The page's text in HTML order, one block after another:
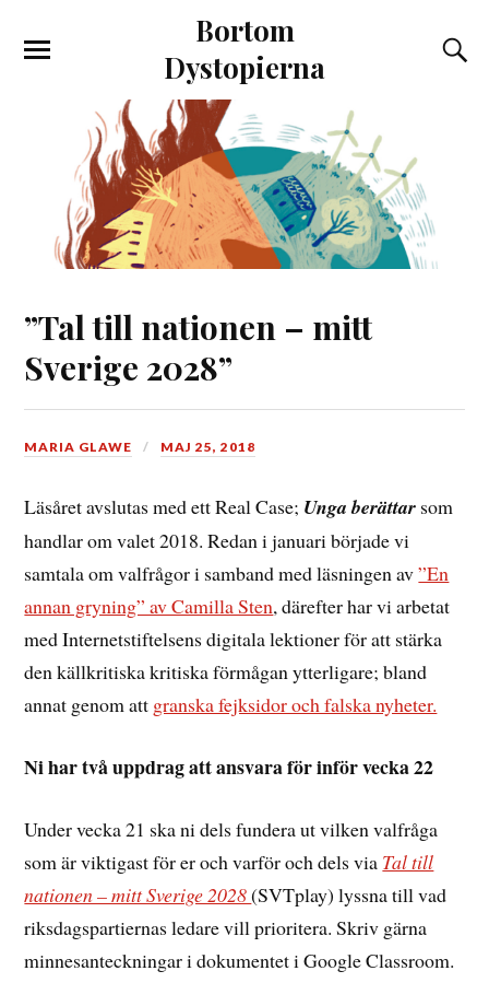
Bortom
Dystopierna
”Tal till nationen – mitt
Sverige 2028”
MARIA GLAWE MAJ 25, 2018
Läsåret avslutas med ett Real Case; Unga berättar som
handlar om valet 2018. Redan i januari började vi
samtala om valfrågor i samband med läsningen av”En
annan gryning” av Camilla Sten, därefter har vi arbetat
med Internetstiftelsens digitala lektioner för att stärka
den källkritiska kritiska förmågan ytterligare; bland
annat genom att granska fejksidor och falska nyheter.
Ni har två uppdrag att ansvara för inför vecka 22
Under vecka 21 ska ni dels fundera ut vilken valfråga
som är viktigast för er och varför och dels via Tal till
nationen – mitt Sverige 2028(SVTplay) lyssna till vad
riksdagspartiernas ledare vill prioritera. Skriv gärna
minnesanteckningar i dokumentet i Google Classroom.